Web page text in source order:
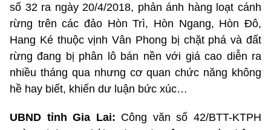
số 32 ra ngày 20/4/2018, phản ánh hàng loạt cánh
rừng trên các đảo Hòn Trì, Hòn Ngang, Hòn Đô,
Hang Ké thuộc vịnh Vân Phong bị chặt phá và đất
rừng đang bị phân lô bán nền với giá cao diễn ra
nhiều tháng qua nhưng cơ quan chức năng không
hề hay biết, khiến dư luận bức xúc…
UBND tỉnh Gia Lai: Công văn số 42/BTT-KTPH